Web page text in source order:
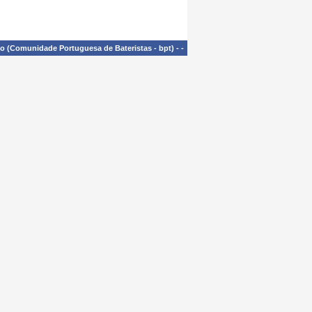
(Comunidade Portuguesa de Bateristas - bpt) - -